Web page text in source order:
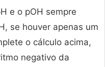
e o pOH sempre
se houver apenas um
o cálculo acima,
negativo da